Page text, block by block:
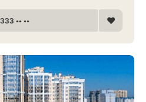
•• ••